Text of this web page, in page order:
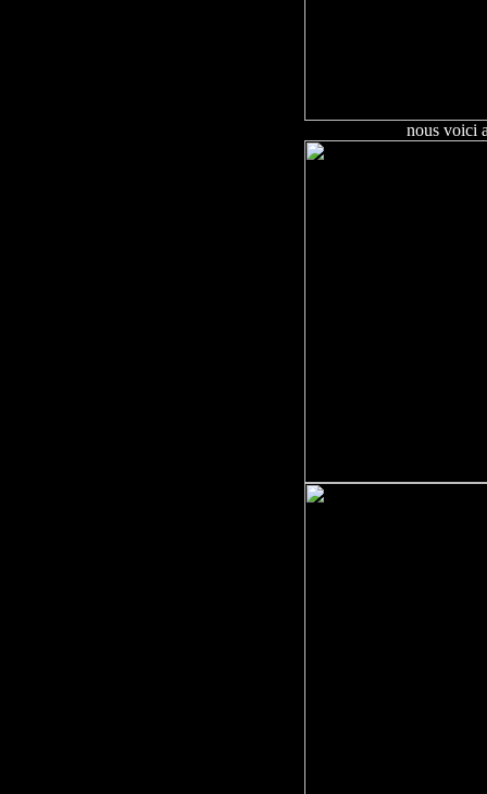
nous voici